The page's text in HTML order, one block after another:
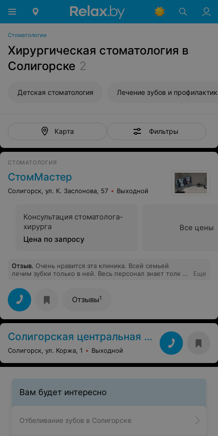
Стоматологии
Хирургическая стоматология в
Солигорске 2
Детская стоматология Лечение зубов и
Карта Фильтры
СТОМАТОЛОГИЯ
СтомМастер
Солигорск, ул. К. Заслонова, 57 Выходной
Консультация стоматолога-
хирурга
Цена по запросу
Все цены
Отзыв. Очень нравится эта клиника. Всей семьей
лечим зубки только в ней. Весь персонал знает толк в
любую проблему. В сравнении с другими клиниками
очень демократичные цены. Индивидуальный подход к
каждому клиенту. Всем рекомендую.
Еще
Отзывы1
Солигорская центральная районная больница
Солигорск, ул. Коржа, 1 Выходной
Вам будет интересно
Отбеливание зубов в Солигорске